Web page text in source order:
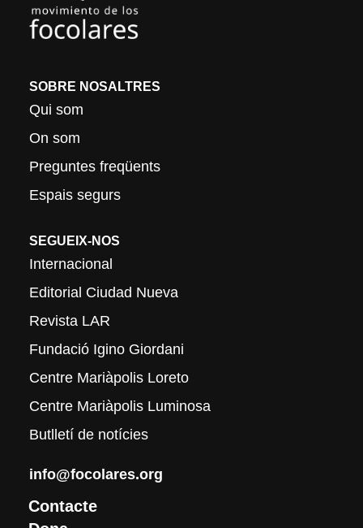
SOBRE NOSALTRES
Qui som
On som
Preguntes freqüents
Espais segurs
SEGUEIX-NOS
Internacional
Editorial Ciudad Nueva
Revista LAR
Fundació Igino Giordani
Centre Mariàpolis Loreto
Centre Mariàpolis Luminosa
Butlletí de notícies
info@focolares.org
Contacte